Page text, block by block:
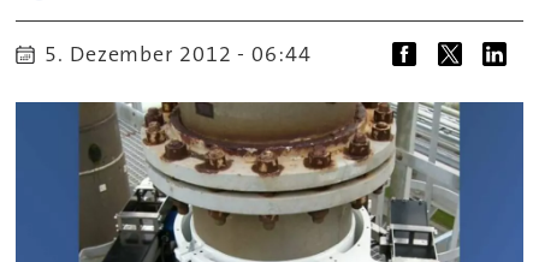
5. Dezember 2012 - 06:44